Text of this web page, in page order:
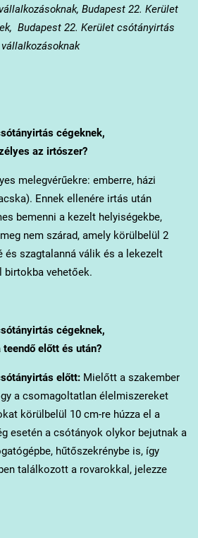
Budapest 22. Kerület
Budapest 22. Kerület csótányirtás
vállalkozásoknak
cégeknek,
az irtószer?
melegvérűekre: emberre, házi
Ennek ellenére irtás után
bemenni a kezelt helyiségekbe,
nem szárad, amely körülbelül 2
és szagtalanná válik és a lekezelt
birtokba vehetőek.
cégeknek,
előtt és után?
előtt:Mielőtt a szakember
a csomagoltatlan élelmiszereket
körülbelül 10 cm-re húzza el a
esetén a csótányok olykor bejutnak a
hűtőszekrénybe is, így
találkozott a rovarokkal, jelezze